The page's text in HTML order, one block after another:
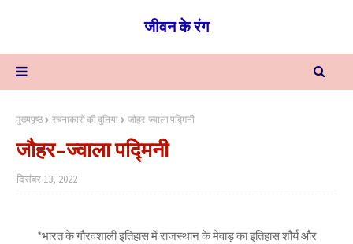
जीवन के रंग
मुख्यपृष्ठ रचनाकारों की दुनिया जौहर-ज्वाला पद्मिनी
जौहर-ज्वाला पद्मिनी
दिसंबर 13, 2022
*भारत के गौरवशाली इतिहास में राजस्थान के मेवाड़ का इतिहास शौर्य और